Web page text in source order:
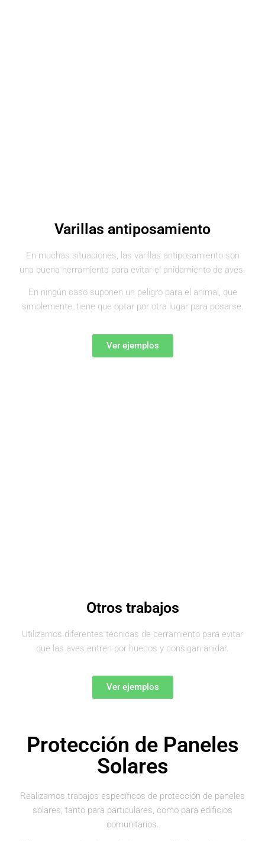
Varillas antiposamiento
En muchas situaciones, las varillas antiposamiento son
una buena herramienta para evitar el anidamiento de aves.
En ningún caso suponen un peligro para el animal, que
simplemente, tiene que optar por otra lugar para posarse.
Ver ejemplos
Otros trabajos
Utilizamos diferentes técnicas de cerramiento para evitar
que las aves entren por huecos y consigan anidar.
Ver ejemplos
Protección de Paneles
Solares
Realizamos trabajos específicos de protección de paneles
solares, tanto para particulares, como para edificios
comunitarios.